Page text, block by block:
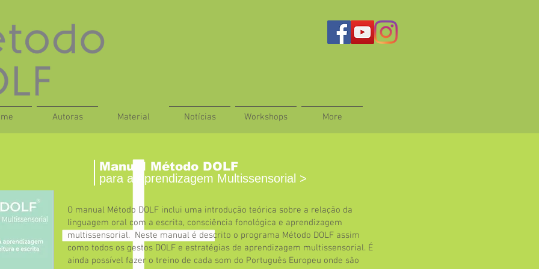
Autoras Material Notícias Workshops More
Manual Método DOLF
para a Aprendizagem Multissensorial >
O manual Método DOLF inclui uma introdução teórica sobre a relação da
linguagem oral com a escrita, consciência fonológica e aprendizagem
multissensorial. Neste manual é descrito o programa Método DOLF assim
como todos os gestos DOLF e estratégias de aprendizagem multissensorial. É
ainda possível fazer o treino de cada som do Português Europeu onde são